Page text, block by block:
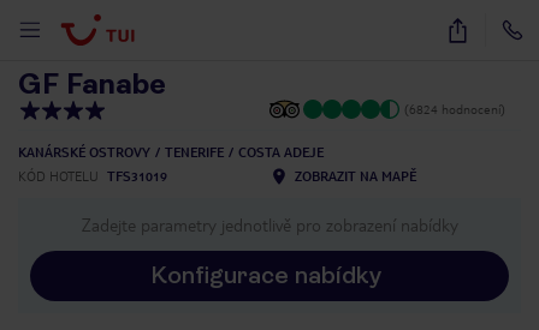
35
GF Fanabe
(6824 hodnocení)
KANÁRSKÉ OSTROVY TENERIFE
COSTA ADEJE
KÓD HOTELU
TFS31019 ZOBRAZIT NA MAPĚ
Zadejte parametry jednotlivě pro zobrazení nabídky
Konfigurace nabídky